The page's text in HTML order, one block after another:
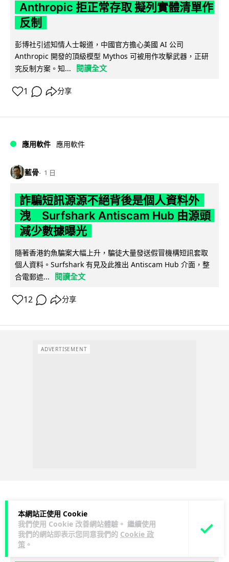
本網站正使用 Cookie
我們使用 Cookie 改善網站體驗。 繼續使用
我們的網站即表示您同意我們的 Cookie 政
策 。
Anthropic 拒正常存取 擬列實體清單作
反制
彭博社引述知情人士報道，中國官方擔心美國 AI 公司
Anthropic 開發的頂級模型 Mythos 可被用作攻擊武器，正研
究反制方案。知...
閱讀全文
1 分享
應用軟件 應用軟件
藍骨 1 日
詐騙短訊源源不絕背後是個人資料外
洩 Surfshark Antiscam Hub 由源頭
減少數據曝光
隨著香港釣魚騙案大幅上升，騙徒大量發送假冒機構短訊套取
個人資料。Surfshark 有見及此推出 Antiscam Hub 介面，整
合電郵遮...
閱讀全文
12 分享
ADVERTISEMENT
科技娛樂 生活科技
Vin 1 日